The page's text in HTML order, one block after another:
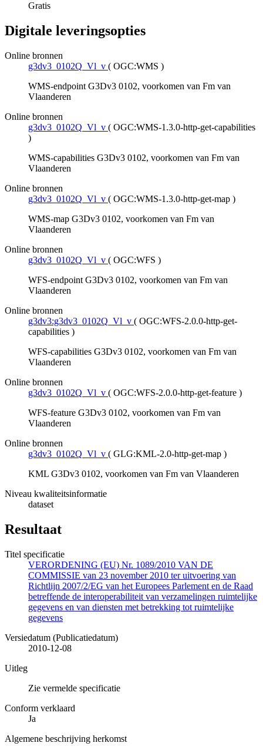
Gratis
Digitale leveringsopties
Online bronnen
g3dv3_0102Q_Vl_v ( OGC:WMS )
WMS-endpoint G3Dv3 0102, voorkomen van Fm van
Vlaanderen
Online bronnen
g3dv3_0102Q_Vl_v ( OGC:WMS-1.3.0-http-get-capabilities
)
WMS-capabilities G3Dv3 0102, voorkomen van Fm van
Vlaanderen
Online bronnen
g3dv3_0102Q_Vl_v ( OGC:WMS-1.3.0-http-get-map )
WMS-map G3Dv3 0102, voorkomen van Fm van
Vlaanderen
Online bronnen
g3dv3_0102Q_Vl_v ( OGC:WFS )
WFS-endpoint G3Dv3 0102, voorkomen van Fm van
Vlaanderen
Online bronnen
g3dv3:g3dv3_0102Q_Vl_v ( OGC:WFS-2.0.0-http-get-
capabilities )
WFS-capabilities G3Dv3 0102, voorkomen van Fm van
Vlaanderen
Online bronnen
g3dv3_0102Q_Vl_v ( OGC:WFS-2.0.0-http-get-feature )
WFS-feature G3Dv3 0102, voorkomen van Fm van
Vlaanderen
Online bronnen
g3dv3_0102Q_Vl_v ( GLG:KML-2.0-http-get-map )
KML G3Dv3 0102, voorkomen van Fm van Vlaanderen
Niveau kwaliteitsinformatie
dataset
Resultaat
Titel specificatie
VERORDENING (EU) Nr. 1089/2010 VAN DE
COMMISSIE van 23 november 2010 ter uitvoering van
Richtlijn 2007/2/EG van het Europees Parlement en de Raad
betreffende de interoperabiliteit van verzamelingen ruimtelijke
gegevens en van diensten met betrekking tot ruimtelijke
gegevens
Versiedatum (Publicatiedatum)
2010-12-08
Uitleg
Zie vermelde specificatie
Conform verklaard
Ja
Algemene beschrijving herkomst